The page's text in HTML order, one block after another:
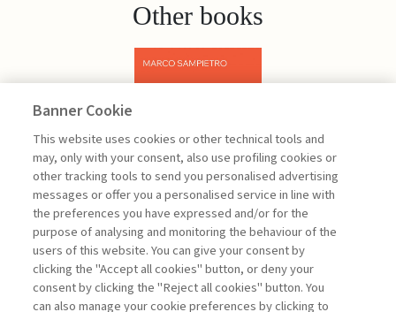
Other books
Previous
Sampietro Marco
Project
Banner Cookie
This website uses cookies or other technical tools and
may, only with your consent, also use profiling cookies or
other tracking tools to send you personalised advertising
messages or offer you a personalised service in line with
the preferences you have expressed and/or for the
purpose of analysing and monitoring the behaviour of the
users of this website. You can give your consent by
clicking the "Accept all cookies" button, or deny your
consent by clicking the "Reject all cookies" button. You
can also manage your cookie preferences by clicking to